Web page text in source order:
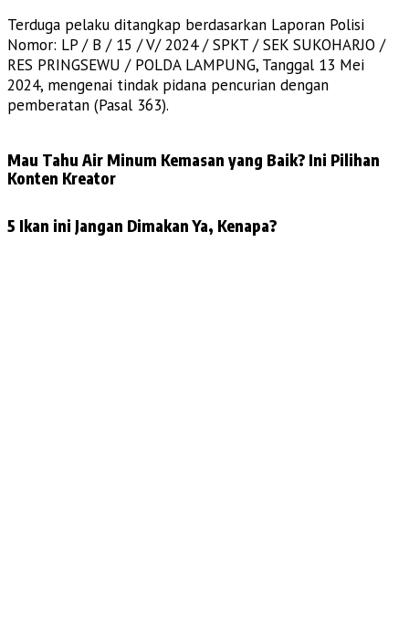
Terduga pelaku ditangkap berdasarkan Laporan Polisi
Nomor: LP / B / 15 / V/ 2024 / SPKT / SEK SUKOHARJO /
RES PRINGSEWU / POLDA LAMPUNG, Tanggal 13 Mei
2024, mengenai tindak pidana pencurian dengan
pemberatan (Pasal 363).
Mau Tahu Air Minum Kemasan yang Baik? Ini Pilihan
Konten Kreator
5 Ikan ini Jangan Dimakan Ya, Kenapa?